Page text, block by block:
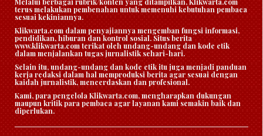
terus melakukan pembenahan untuk memenuhi kebutuhan pembaca
sesuai kekiniannya.
Klikwarta.com dalam penyajiannya mengemban fungsi informasi,
pendidikan, hiburan dan kontrol sosial. Situs berita
www.klikwarta.com terikat oleh undang-undang dan kode etik
dalam menjalankan tugas jurnalistik sehari-hari.
Selain itu, undang-undang dan kode etik itu juga menjadi panduan
kerja redaksi dalam hal memproduksi berita agar sesuai dengan
kaidah jurnalistik, mencerdaskan dan profesional.
Kami, para pengelola Klikwarta.com, mengharapkan dukungan
maupun kritik para pembaca agar layanan kami semakin baik dan
diperlukan.